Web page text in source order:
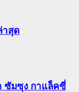
าสุด
ซัมซุง กาแล็คซี่